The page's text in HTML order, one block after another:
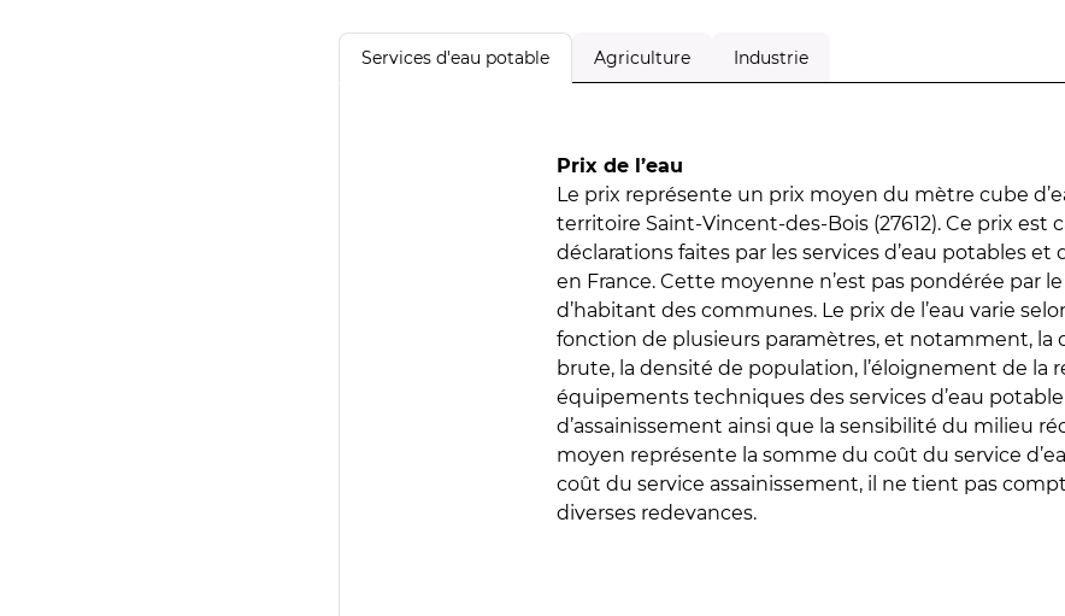
Services d'eau potable Agriculture Industrie
Prix de l’eau
Le prix représente un prix moyen du mètre cube
territoire Saint-Vincent-des-Bois (27612). Ce prix est
déclarations faites par les services d’eau potables et
en France. Cette moyenne n’est pas pondérée par
d’habitant des communes. Le prix de l’eau varie
fonction de plusieurs paramètres, et notamment, la
brute, la densité de population, l’éloignement de la
équipements techniques des services d’eau
d’assainissement ainsi que la sensibilité du milieu
moyen représente la somme du coût du service
coût du service assainissement, il ne tient pas
diverses redevances.